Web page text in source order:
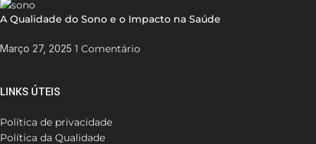
A Qualidade do Sono e o Impacto na Saúde
Março 27, 2025 1 Comentário
LINKS ÚTEIS
Política de privacidade
Política da Qualidade